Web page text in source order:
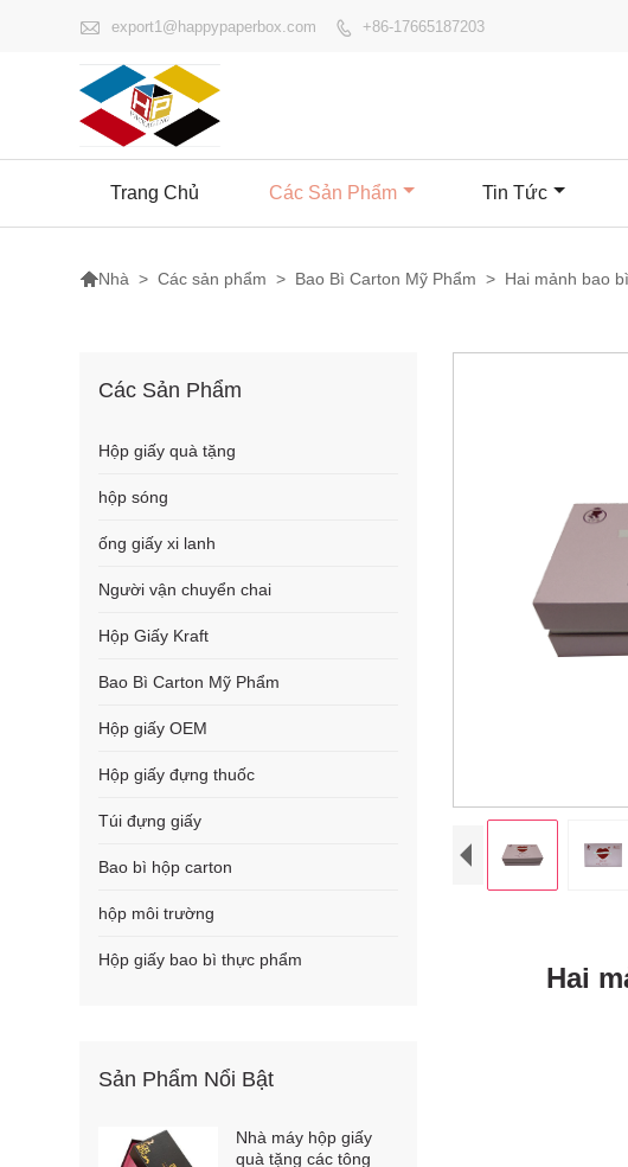
 export1@happypaperbox.com  +86-17665187203
Trang Chủ Các Sản Phẩm Tin Tức
Nhà > Các sản phẩm > Bao Bì Carton Mỹ Phẩm > Hai mảnh bao
Hai
Các Sản Phẩm
Hộp giấy quà tặng
hộp sóng
ống giấy xi lanh
Người vận chuyển chai
Hộp Giấy Kraft
Bao Bì Carton Mỹ Phẩm
Hộp giấy OEM
Hộp giấy đựng thuốc
Túi đựng giấy
Bao bì hộp carton
hộp môi trường
Hộp giấy bao bì thực phẩm
Sản Phẩm Nổi Bật
Nhà máy hộp giấy
quà tặng các tông